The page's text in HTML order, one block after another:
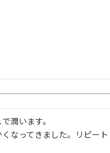
潤います。